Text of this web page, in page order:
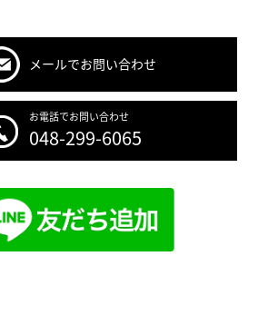
メールでお問い合わせ
お電話でお問い合わせ
048-299-6065